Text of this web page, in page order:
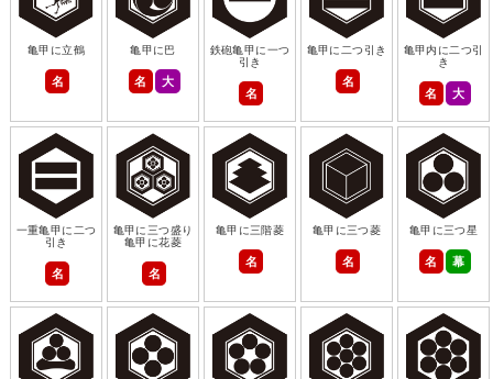
亀甲に立鶴
名
亀甲に巴
名 大
鉄砲亀甲に一つ
引き
名
亀甲に二つ引き
名
亀甲内に二つ引
き
名 大
一重亀甲に二つ
引き
名
亀甲に三つ盛り
亀甲に花菱
名
亀甲に三階菱
名
亀甲に三つ菱
名
亀甲に三つ星
名 幕